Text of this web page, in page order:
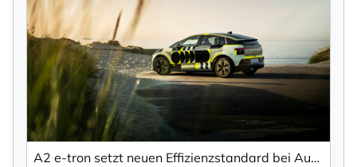
A2 e-tron setzt neuen Effizienzstandard bei Audi.